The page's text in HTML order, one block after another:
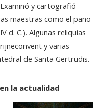
y cartografió
maestras como el paño
d. C.). Algunas reliquias
y varias
de Santa Gertrudis.
la actualidad